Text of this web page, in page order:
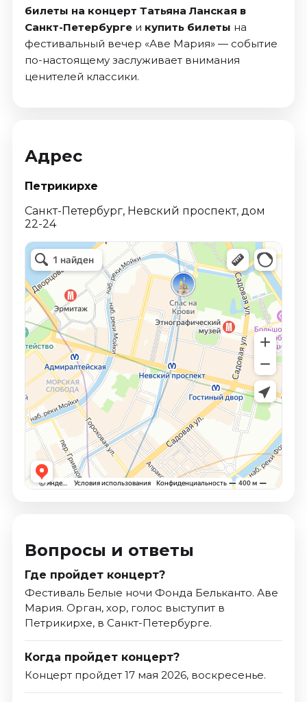
билеты на концерт Татьяна Ланская в
Санкт-Петербургеи купить билеты на
фестивальный вечер «Аве Мария» — событие
по-настоящему заслуживает внимания
ценителей классики.
Адрес
Петрикирхе
Санкт-Петербург, Невский проспект, дом
22-24
Вопросы и ответы
Где пройдет концерт?
Фестиваль Белые ночи Фонда Бельканто. Аве
Мария. Орган, хор, голос выступит в
Петрикирхе, в Санкт-Петербурге.
Когда пройдет концерт?
Концерт пройдет 17 мая 2026, воскресенье.